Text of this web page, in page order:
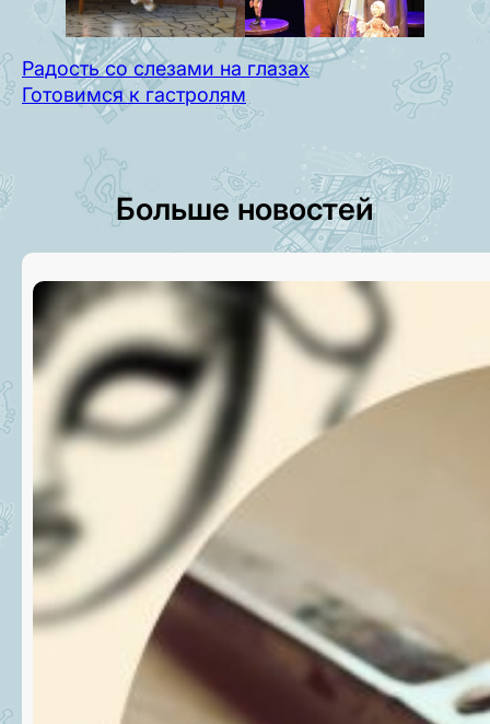
Радость со слезами на глазах
Готовимся к гастролям
Больше новостей